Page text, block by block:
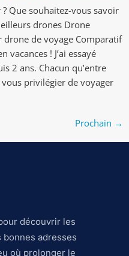
Que souhaitez-vous savoir
drones Drone
de voyage Comparatif
! J’ai essayé
2 ans. Chacun qu’entre
privilégier de voyager
Prochain →
découvrir les
adresses
où prolonger le